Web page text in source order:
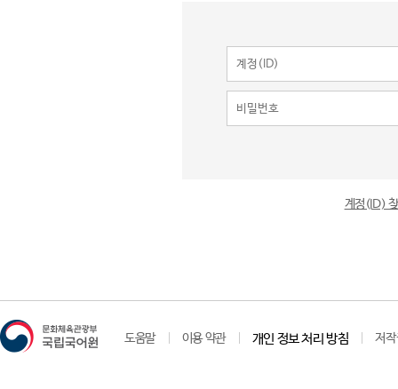
계정(ID)
도움말 이용 약관 개인 정보 처리 방침 저